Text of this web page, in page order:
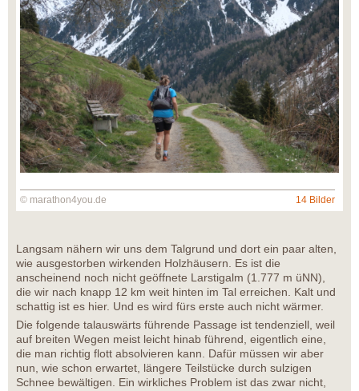
© marathon4you.de 14 Bilder
Langsam nähern wir uns dem Talgrund und dort ein paar alten,
wie ausgestorben wirkenden Holzhäusern. Es ist die
anscheinend noch nicht geöffnete Larstigalm (1.777 m üNN),
die wir nach knapp 12 km weit hinten im Tal erreichen. Kalt und
schattig ist es hier. Und es wird fürs erste auch nicht wärmer.
Die folgende talauswärts führende Passage ist tendenziell, weil
auf breiten Wegen meist leicht hinab führend, eigentlich eine,
die man richtig flott absolvieren kann. Dafür müssen wir aber
nun, wie schon erwartet, längere Teilstücke durch sulzigen
Schnee bewältigen. Ein wirkliches Problem ist das zwar nicht,